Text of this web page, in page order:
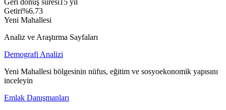
Geri dönüş süresi15 yıl
Getiri%6.73
Yeni Mahallesi
Analiz ve Araştırma Sayfaları
Demografi Analizi
Yeni Mahallesi bölgesinin nüfus, eğitim ve sosyoekonomik yapısını
inceleyin
Emlak Danışmanları